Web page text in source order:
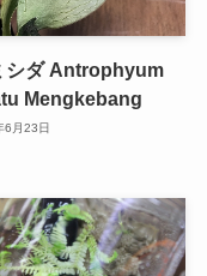
シダ Antrophyum
Mengkebang
6月23日